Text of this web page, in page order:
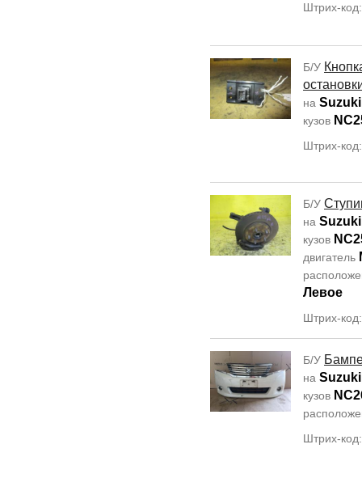
Штрих-
Б/У
на
кузов
Штрих-
Б/У
на
кузов
двигатель
Левое
Штрих-
Б/У
на
кузов
Штрих-